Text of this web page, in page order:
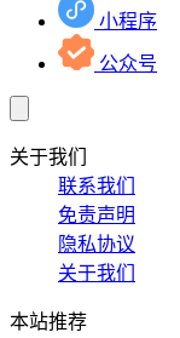
小程序
公众号
关于我们
联系我们
免责声明
隐私协议
关于我们
本站推荐